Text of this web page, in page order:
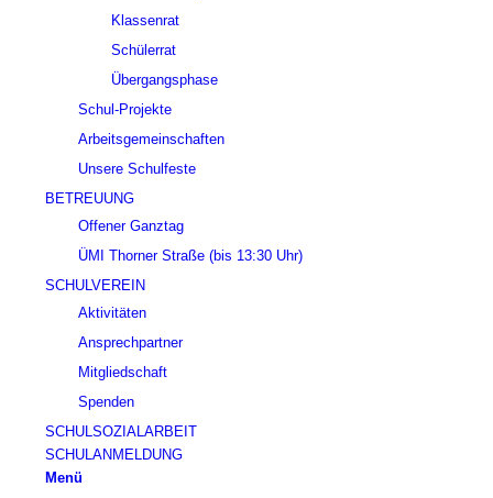
Klassenrat
Schülerrat
Übergangsphase
Schul-Projekte
Arbeitsgemeinschaften
Unsere Schulfeste
BETREUUNG
Offener Ganztag
ÜMI Thorner Straße (bis 13:30 Uhr)
SCHULVEREIN
Aktivitäten
Ansprechpartner
Mitgliedschaft
Spenden
SCHULSOZIALARBEIT
SCHULANMELDUNG
Menü